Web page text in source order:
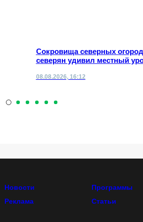
Сокровища северных
северян удивил местный
08.08.2026, 16:12
Новости Программы
Реклама
Статьи